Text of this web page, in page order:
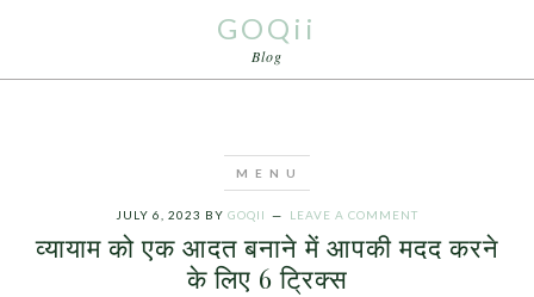
GOQii
Blog
JULY 6, 2023 BY GOQII LEAVE A COMMENT
व्यायाम को एक आदत बनाने में आपकी मदद करने
के लिए 6 ट्रिक्स